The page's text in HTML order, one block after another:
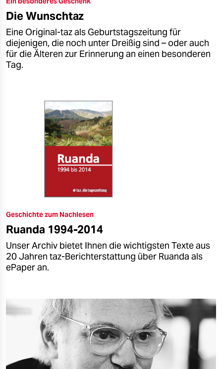
epaper login
Die Wunschtaz
Eine Original-taz als Geburtstagszeitung für
diejenigen, die noch unter Dreißig sind – oder auch
für die Älteren zur Erinnerung an einen besonderen
Tag.
Geschichte zum Nachlesen
Ruanda 1994-2014
Unser Archiv bietet Ihnen die wichtigsten Texte aus
20 Jahren taz-Berichterstattung über Ruanda als
ePaper an.